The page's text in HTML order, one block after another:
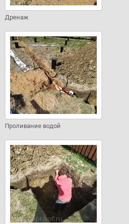
Дренаж
Проливание водой